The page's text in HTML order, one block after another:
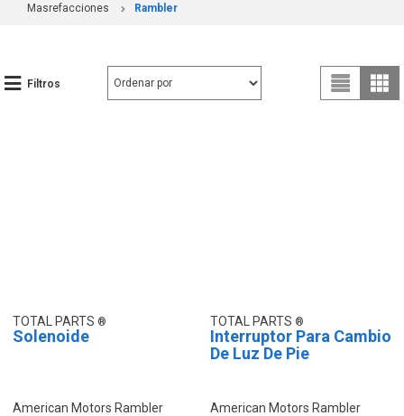
Masrefacciones Rambler
Filtros
TOTAL PARTS
Solenoide
American Motors Rambler
TOTAL PARTS
Interruptor Para Cambio
De Luz De Pie
American Motors Rambler